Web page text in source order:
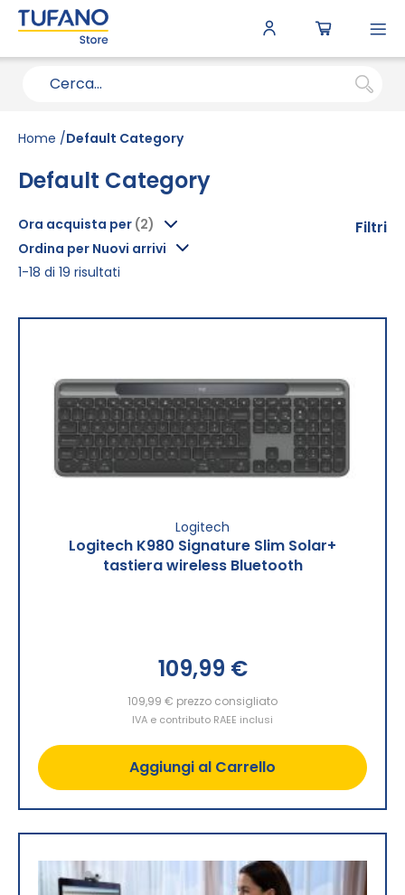
Home Default Category
Default Category
Ordina per Nuovi arrivi
1-18 di 19 risultati
Logitech
Logitech K980 Signature Slim Solar+
tastiera wireless Bluetooth
109,99 €
109,99 € prezzo consigliato
IVA e contributo RAEE inclusi
Aggiungi al Carrello
Filtri
Ora acquista per